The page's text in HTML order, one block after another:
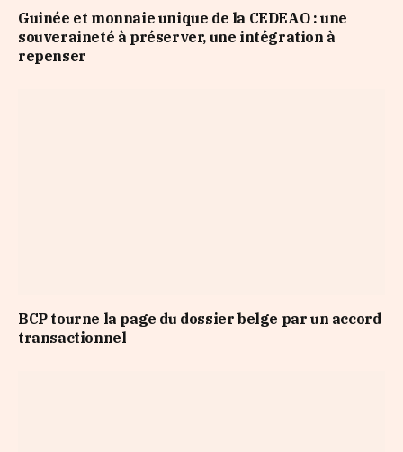
Guinée et monnaie unique de la CEDEAO : une
souveraineté à préserver, une intégration à
repenser
BCP tourne la page du dossier belge par un accord
transactionnel